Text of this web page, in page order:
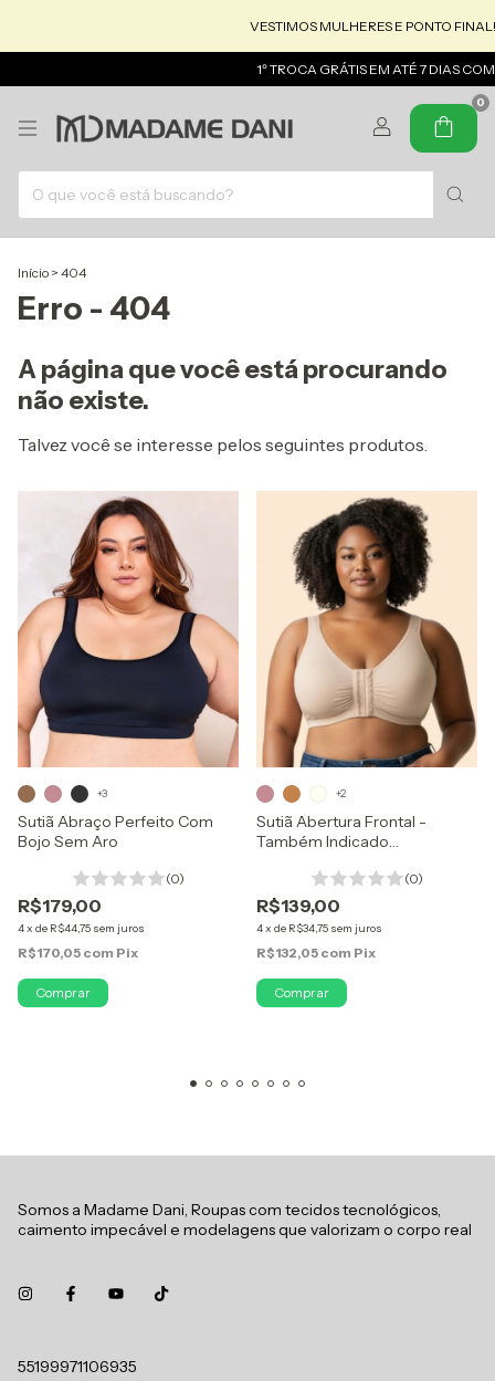
VESTIMOS MULHERES E PONTO FINAL!
1º TROCA GRÁTIS EM ATÉ 7 DIAS
0
Início > 404
Erro - 404
A página que você está procurando
não existe.
Talvez você se interesse pelos seguintes produtos.
Sutiã Abraço Perfeito Com
Bojo Sem Aro
(0)
R$179,00
4x de R$44,75 sem juros
R$170,05 com Pix
+3
Comprar
Sutiã Abertura Frontal -
Também Indicado
(0)
R$139,00
4x de R$34,75 sem juros
R$132,05 com Pix
+2
Comprar
Somos a Madame Dani, Roupas com tecidos tecnológicos,
caimento impecável e modelagens que valorizam o corpo real
55199971106935